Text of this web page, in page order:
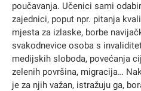
poučavanja. Učenici sami
zajednici, poput npr. pitanja
mjesta za izlaske, borbe
svakodnevice osoba s
medijskih sloboda, povećanja
zelenih površina, migracija…
je za njih važan, istražuju ga,